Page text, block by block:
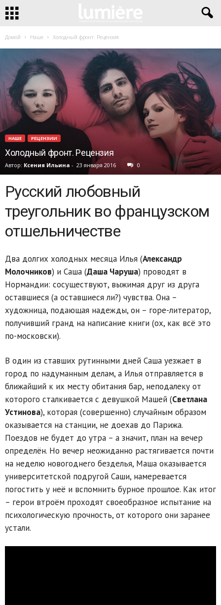
Домой Наше Холодный фронт. Рецензия
НАШЕ РЕЦЕНЗИИ
Холодный фронт. Рецензия
Автор: Ксения Ильина - 23 января 2016 0
Русский любовный
треугольник во французском
отшельничестве
Два долгих холодных месяца Илья (Александр
Молочников) и Саша (Даша Чаруша) проводят в
Нормандии: сосуществуют, выжимая друг из друга
оставшиеся (а оставшиеся ли?) чувства. Она –
художница, подающая надежды, он – горе-литератор,
получивший гранд на написание книги (ох, как всё это
по-московски).
В один из ставших рутинными дней Саша уезжает в
город по надуманным делам, а Илья отправляется в
ближайший к их месту обитания бар, неподалеку от
которого сталкивается с девушкой Машей (Светлана
Устинова), которая (совершенно) случайным образом
оказывается на станции, не доехав до Парижа.
Поездов не будет до утра – а значит, план на вечер
определён. Но вечер неожиданно растягивается почти
на неделю новогоднего безделья, Маша оказывается
университетской подругой Саши, намеревается
погостить у неё и вспомнить бурное прошлое. Как итог
– герои втроём проходят своеобразное испытание на
психологическую прочность, от которого они заранее
устали.